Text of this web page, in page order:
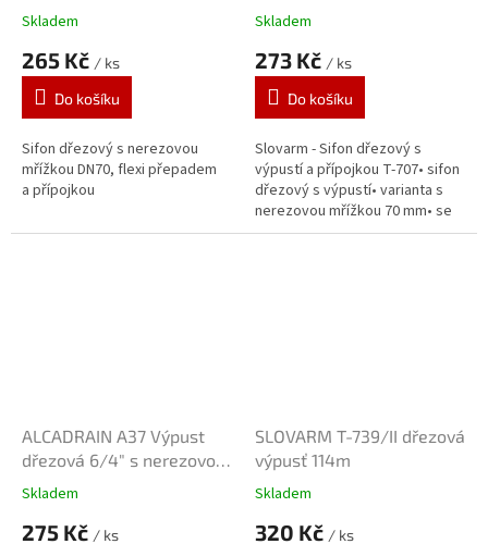
mřížkou DN70
Skladem
265 Kč / ks
Do košíku
Sifon dřezový s nerezovou
mřížkou DN70, flexi přepadem
a přípojkou
odbočkou
Skladem
273 Kč / ks
Do košíku
Slovarm - Sifon dřezový s
výpustí a přípojkou T-707• sifon
dřezový s výpustí• varianta s
nerezovou mřížkou 70 mm• se
zátkou s očkem• s přípojkou na
ALCADRAIN A37 Výpust
dřezová 6/4" s nerezovou
mřížkou DN115
Skladem
275 Kč / ks
SLOVARM T-739/II dřezová
výpusť 114m
Skladem
320 Kč / ks